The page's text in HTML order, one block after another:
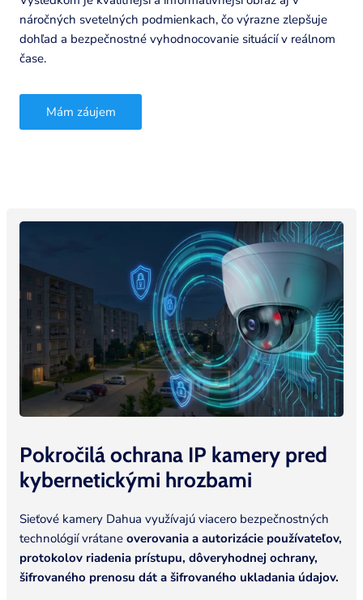
náročných svetelných podmienkach, čo výrazne zlepšuje
dohľad a bezpečnostné vyhodnocovanie situácií v reálnom
čase.
Mám záujem
Pokročilá ochrana IP kamery pred
kybernetickými hrozbami
Sieťové kamery Dahua využívajú viacero bezpečnostných
technológií vrátane overovania a autorizácie používateľov,
protokolov riadenia prístupu, dôveryhodnej ochrany,
šifrovaného prenosu dát a šifrovaného ukladania údajov.